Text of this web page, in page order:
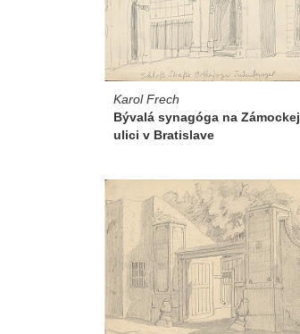
Karol Frech
Bývalá synagóga na Zámockej
ulici v Bratislave